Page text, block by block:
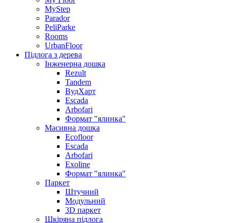
MyStep
Parador
PeliParke
Rooms
UrbanFloor
Підлога з дерева
Інженерна дошка
Rezult
Tandem
ВудХарт
Escada
Arbofari
Формат "ялинка"
Масивна дошка
Ecofloor
Escada
Arbofari
Exoline
Формат "ялинка"
Паркет
Штучний
Модульний
3D паркет
Шкіряна підлога